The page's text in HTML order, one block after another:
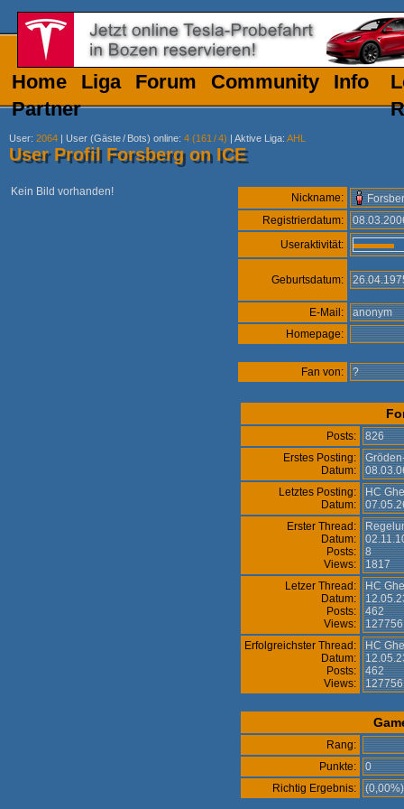
Home Liga Forum Community
Info
Partner
User: 2064 | User (Gäste/ Bots) online: 4 (161 /4) | Aktive Liga: AHL
User Profil Forsberg on ICE
Kein Bild vorhanden! Nickname:
Registrierdatum:
Useraktivität:
Geburtsdatum:
E-Mail:
anonym
Homepage:
Fan von: ?
Posts:
826
Erstes Posting:
Datum:
Letztes Posting:
Datum:
HC
Erster Thread:
Datum:
Posts:
Views:
8
1817
Letzer Thread:
Datum:
Posts:
Views:
HC
462
Erfolgreichster Thread:
Datum:
Posts:
Views:
HC
462
Rang:
Punkte:
0
Richtig Ergebnis: